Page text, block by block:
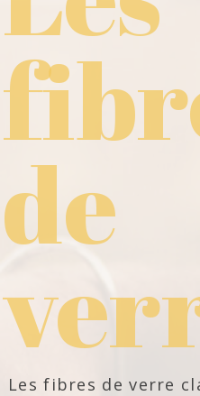
de
Les fibres de verre